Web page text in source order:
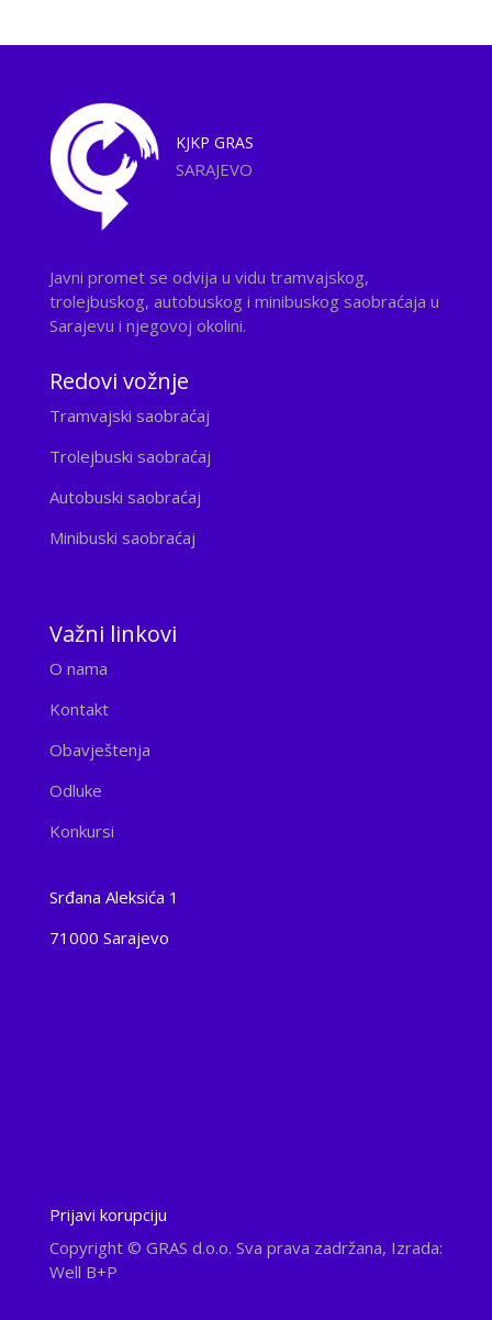
KJKP GRAS
SARAJEVO
Javni promet se odvija u vidu tramvajskog,
trolejbuskog, autobuskog i minibuskog saobraćaja u
Sarajevu i njegovoj okolini.
Redovi vožnje
Tramvajski saobraćaj
Trolejbuski saobraćaj
Autobuski saobraćaj
Minibuski saobraćaj
Važni linkovi
O nama
Kontakt
Obavještenja
Odluke
Konkursi
Srđana Aleksića 1
71000 Sarajevo
Prijavi korupciju
Copyright © GRAS d.o.o. Sva prava zadržana, Izrada:
Well B+P